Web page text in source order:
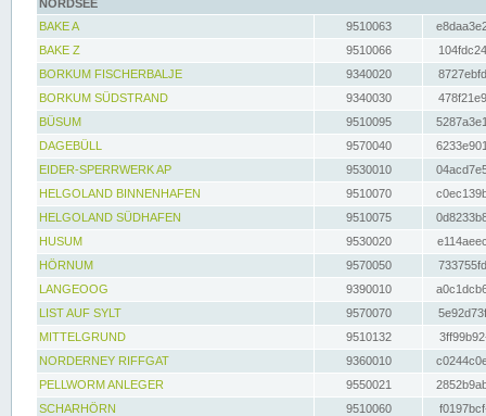
NORDSEE
BAKE A
9510063
BAKE Z
9510066
BORKUM FISCHERBALJE
9340020
BORKUM SÜDSTRAND
9340030
BÜSUM
9510095
DAGEBÜLL
9570040
EIDER-SPERRWERK AP
9530010
HELGOLAND BINNENHAFEN
9510070
HELGOLAND SÜDHAFEN
9510075
HUSUM
9530020
HÖRNUM
9570050
LANGEOOG
9390010
LIST AUF SYLT
9570070
MITTELGRUND
9510132
NORDERNEY RIFFGAT
9360010
PELLWORM ANLEGER
9550021
SCHARHÖRN
9510060